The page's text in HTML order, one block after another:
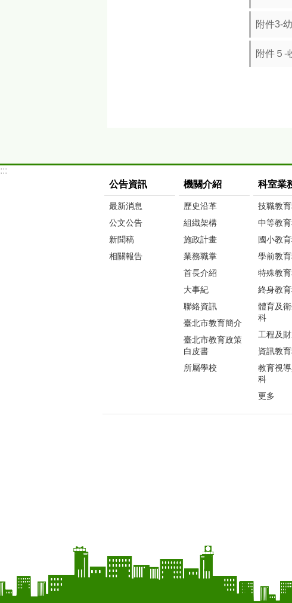
附件3-
附件５-
:::
公告資訊
最新消息
公文公告
新聞稿
相關報告
機關介紹
歷史沿革
組織架構
施政計畫
業務職掌
首長介紹
大事紀
聯絡資訊
臺北市教育簡介
臺北市教育政策
白皮書
所屬學校
科室業
技職教
中等教
國小教
學前教
特殊教
終身教
體育及
科
工程及
資訊教
教育視
科
更多